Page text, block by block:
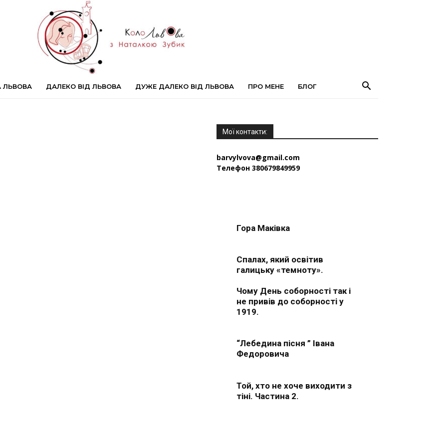
ЛЬВОВА ДАЛЕКО ВІД ЛЬВОВА ДУЖЕ ДАЛЕКО ВІД ЛЬВОВА ПРО МЕНЕ БЛОГ
Мої контакти:
barvylvova@gmail.com
Телефон 380679849959
Гора Маківка
Спалах, який освітив
галицьку «темноту».
Чому День соборності так і
не привів до соборності у
1919.
“Лебедина пісня ” Івана
Федоровича
Той, хто не хоче виходити з
тіні. Частина 2.